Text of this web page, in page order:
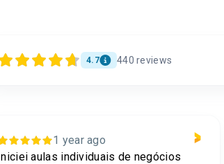
4.7 440 reviews
1 year ago
aulas individuais de negócios